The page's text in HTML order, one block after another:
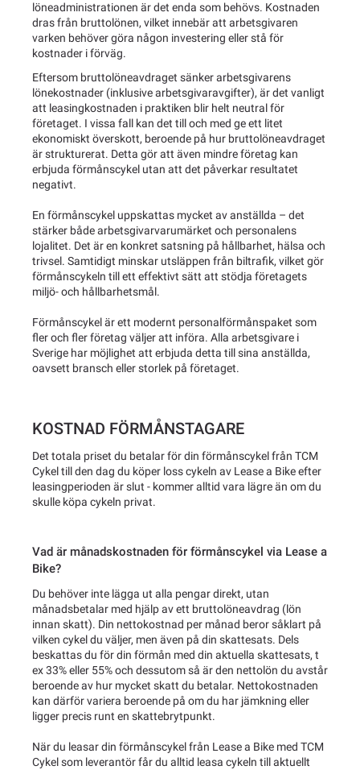
löneadministrationen är det enda som behövs. Kostnaden
dras från bruttolönen, vilket innebär att arbetsgivaren
varken behöver göra någon investering eller stå för
kostnader i förväg.
Eftersom bruttolöneavdraget sänker arbetsgivarens
lönekostnader (inklusive arbetsgivaravgifter), är det vanligt
att leasingkostnaden i praktiken blir helt neutral för
företaget. I vissa fall kan det till och med ge ett litet
ekonomiskt överskott, beroende på hur bruttolöneavdraget
är strukturerat. Detta gör att även mindre företag kan
erbjuda förmånscykel utan att det påverkar resultatet
negativt.
En förmånscykel uppskattas mycket av anställda – det
stärker både arbetsgivarvarumärket och personalens
lojalitet. Det är en konkret satsning på hållbarhet, hälsa och
trivsel. Samtidigt minskar utsläppen från biltrafik, vilket gör
förmånscykeln till ett effektivt sätt att stödja företagets
miljö- och hållbarhetsmål.
Förmånscykel är ett modernt personalförmånspaket som
fler och fler företag väljer att införa. Alla arbetsgivare i
Sverige har möjlighet att erbjuda detta till sina anställda,
oavsett bransch eller storlek på företaget.
KOSTNAD FÖRMÅNSTAGARE
Det totala priset du betalar för din förmånscykel från TCM
Cykel till den dag du köper loss cykeln av Lease a Bike efter
leasingperioden är slut - kommer alltid vara lägre än om du
skulle köpa cykeln privat.
Vad är månadskostnaden för förmånscykel via Lease a
Bike?
Du behöver inte lägga ut alla pengar direkt, utan
månadsbetalar med hjälp av ett bruttolöneavdrag (lön
innan skatt). Din nettokostnad per månad beror såklart på
vilken cykel du väljer, men även på din skattesats. Dels
beskattas du för din förmån med din aktuella skattesats, t
ex 33% eller 55% och dessutom så är den nettolön du avstår
beroende av hur mycket skatt du betalar. Nettokostnaden
kan därför variera beroende på om du har jämkning eller
ligger precis runt en skattebrytpunkt.
När du leasar din förmånscykel från Lease a Bike med TCM
Cykel som leverantör får du alltid leasa cykeln till aktuellt